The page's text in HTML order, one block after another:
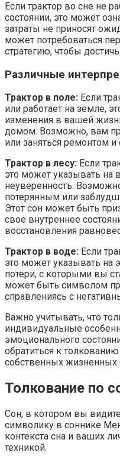
Если трактор во сне не
состоянии, это может
затраты не приносят
может потребоваться
стратегию, чтобы
Различные
Трактор в поле: Если
или работает на земле,
изменения в вашей
домом. Возможно, вам
или заняться ремонтом
Трактор в лесу: Если
это может указывать на
неуверенность.
потерянным или
Этот сон может быть
свое внутреннее
восстановления
Трактор в воде: Если
это может указывать на
потери, с которыми вы
может быть символом
справлениясь с
Важно учитывать, что
индивидуальные
эмоционального
обратиться к
собственных жизненных
Толкование по
Сон, в котором вы
символику в соннике
контекста сна и ваших
техникой.